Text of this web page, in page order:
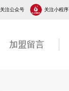
关注公众号 关注小程序
加盟留言